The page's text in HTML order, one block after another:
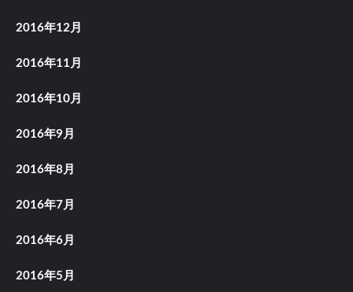
2016年12月
2016年11月
2016年10月
2016年9月
2016年8月
2016年7月
2016年6月
2016年5月